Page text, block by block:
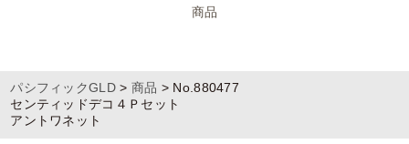
商品
パシフィックGLD> 商品 > No.880477
センティッドデコ４Ｐセット
アントワネット